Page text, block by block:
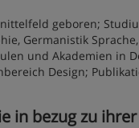
geboren;
Germanistik
und Akademien in
Design;
in bezug zu